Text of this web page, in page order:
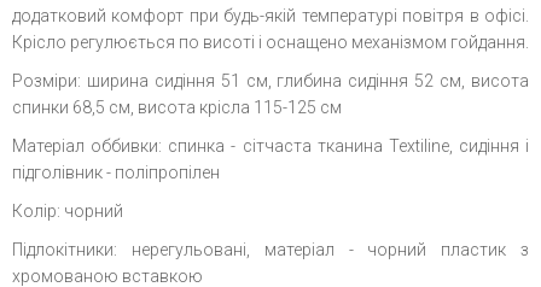
додатковий комфорт при будь-якій температурі повітря в офісі.
Крісло регулюється по висоті і оснащено механізмом гойдання.
Розміри: ширина сидіння 51 см, глибина сидіння 52 см, висота
спинки 68,5 см, висота крісла 115-125 см
Матеріал оббивки: спинка - сітчаста тканина Textiline, сидіння і
підголівник - поліпропілен
Колір: чорний
Підлокітники: нерегульовані, матеріал - чорний пластик з
хромованою вставкою